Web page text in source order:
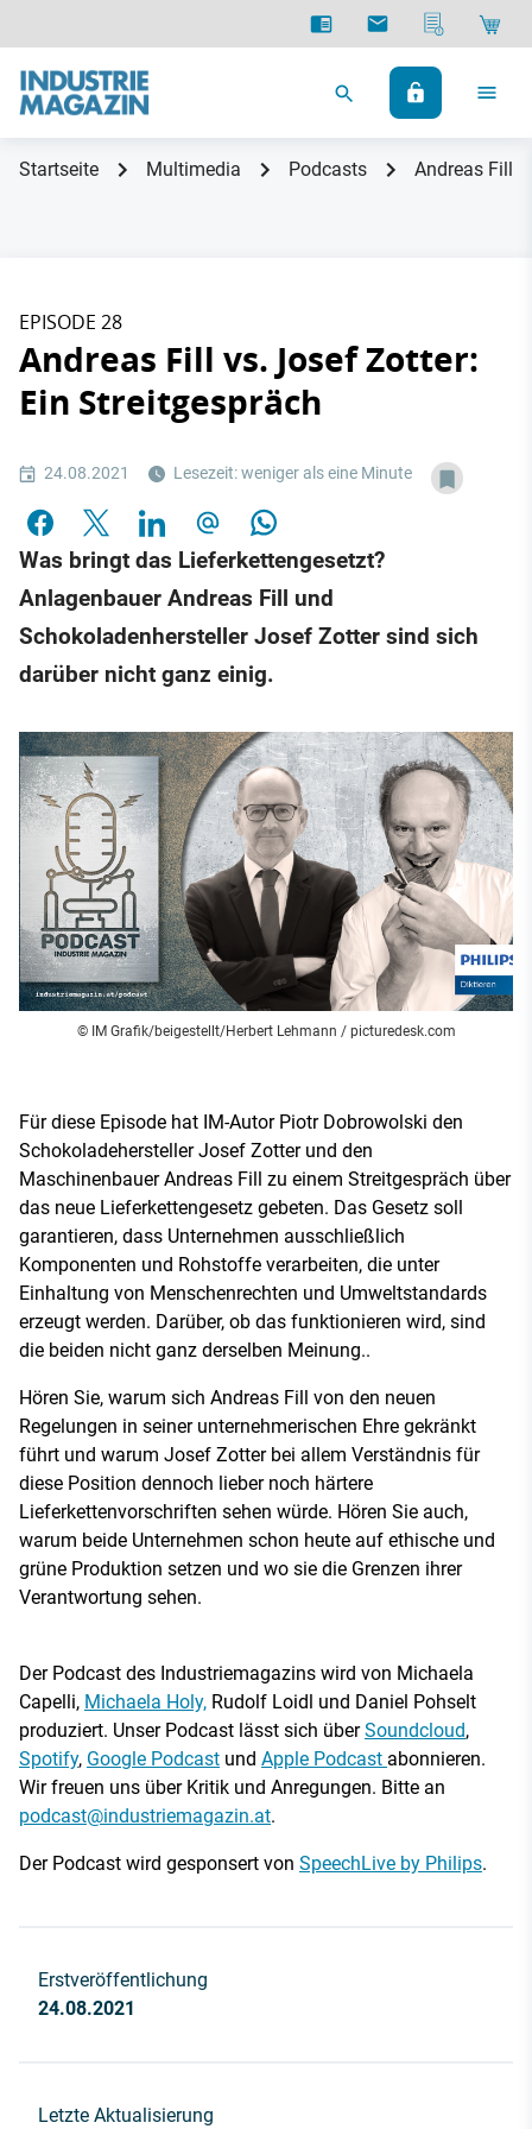
Startseite Multimedia Podcasts Andreas Fill
EPISODE 28
Andreas Fill vs. Josef Zotter:
Ein Streitgespräch
24.08.2021 Lesezeit: weniger als eine Minute
Was bringt das Lieferkettengesetzt?
Anlagenbauer Andreas Fill und
Schokoladenhersteller Josef Zotter sind sich
darüber nicht ganz einig.
© IM Grafik/beigestellt/Herbert Lehmann / picturedesk.com
Für diese Episode hat IM-Autor Piotr Dobrowolski den
Schokoladehersteller Josef Zotter und den
Maschinenbauer Andreas Fill zu einem Streitgespräch über
das neue Lieferkettengesetz gebeten. Das Gesetz soll
garantieren, dass Unternehmen ausschließlich
Komponenten und Rohstoffe verarbeiten, die unter
Einhaltung von Menschenrechten und Umweltstandards
erzeugt werden. Darüber, ob das funktionieren wird, sind
die beiden nicht ganz derselben Meinung..
Hören Sie, warum sich Andreas Fill von den neuen
Regelungen in seiner unternehmerischen Ehre gekränkt
führt und warum Josef Zotter bei allem Verständnis für
diese Position dennoch lieber noch härtere
Lieferkettenvorschriften sehen würde. Hören Sie auch,
warum beide Unternehmen schon heute auf ethische und
grüne Produktion setzen und wo sie die Grenzen ihrer
Verantwortung sehen.
Der Podcast des Industriemagazins wird von Michaela
Capelli, Michaela Holy, Rudolf Loidl und Daniel Pohselt
produziert. Unser Podcast lässt sich überSoundcloud,
Spotify, Google Podcast und Apple Podcast abonnieren.
Wir freuen uns über Kritik und Anregungen. Bitte an
podcast@industriemagazin.at.
Der Podcast wird gesponsert von SpeechLive by Philips.
Erstveröffentlichung
24.08.2021
Letzte Aktualisierung